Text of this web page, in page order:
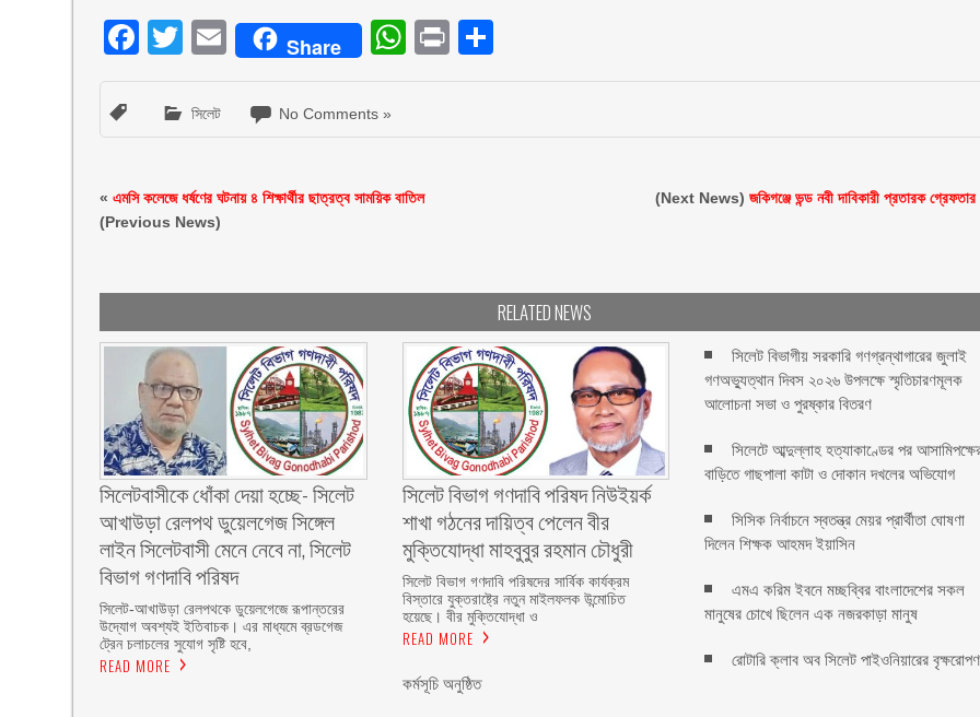
Facebook
Twitter
EmailShare WhatsApp
Print
সিলেট No Comments »
«এমসি কলেজে ধর্ষণের ঘটনায় ৪ শিক্ষার্থীর ছাত্রত্ব সাময়িক বাতিল
(Previous News)
(Next News)জকিগঞ্জে ভন্ড নবী দাবিকারী প্রতারক গ্রেফতার
RELATED NEWS
‎সিলেটবাসীকে ধোঁকা দেয়া হচ্ছে- সিলেট
আখাউড়া রেলপথ ডুয়েলগেজ সিঙ্গেল
লাইন সিলেটবাসী মেনে নেবে না, সিলেট
বিভাগ গণদাবি পরিষদ
‎​সিলেট-আখাউড়া রেলপথকে ডুয়েলগেজে রূপান্তরের
উদ্যোগ অবশ্যই ইতিবাচক। এর মাধ্যমে ব্রডগেজ
ট্রেন চলাচলের সুযোগ সৃষ্টি হবে,
READ MORE
সিলেট বিভাগ গণদাবি পরিষদ নিউইয়র্ক
শাখা গঠনের দায়িত্ব পেলেন বীর
মুক্তিযোদ্ধা মাহবুবুর রহমান চৌধুরী ‎ ‎
‎সিলেট বিভাগ গণদাবি পরিষদের সার্বিক কার্যক্রম
বিস্তারে যুক্তরাষ্ট্রে নতুন মাইলফলক উন্মোচিত
হয়েছে। বীর মুক্তিযোদ্ধা ও
READ MORE
সিলেট বিভাগীয় সরকারি গণগ্রন্থাগারের জুলাই
গণঅভ্যুত্থান দিবস ২০২৬ উপলক্ষে স্মৃতিচারণমূলক
আলোচনা সভা ও পুরষ্কার বিতরণ ‎ ‎
সিলেটে আব্দুল্লাহ হত্যাকাণ্ডের পর
বাড়িতে গাছপালা কাটা ও দোকান দখলের অভিযোগ
সিসিক নির্বাচনে স্বতন্ত্র মেয়র প্রার্থীতা ঘোষণা
দিলেন শিক্ষক আহমদ ইয়াসিন
এমএ করিম ইবনে মচ্ছব্বির বাংলাদেশের সকল
মানুষের চোখে ছিলেন এক নজরকাড়া মানুষ ‎
রোটারি ক্লাব অব সিলেট পাইওনিয়ারের বৃক্ষরোপণ
কর্মসূচি অনুষ্ঠিত